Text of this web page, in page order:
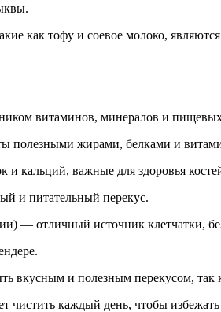
как тофу и соевое молоко,
витаминов, минералов и
полезными жирами, белками и
кальций, важные для здоровья
и питательный перекус.
— отличный источник клетчатки,
вкусным и полезным перекусом,
чистить каждый день, чтобы